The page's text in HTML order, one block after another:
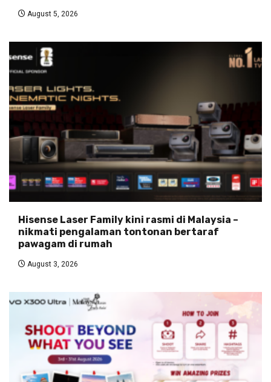
August 5, 2026
Hisense Laser Family kini rasmi di Malaysia –
nikmati pengalaman tontonan bertaraf
pawagam di rumah
August 3, 2026